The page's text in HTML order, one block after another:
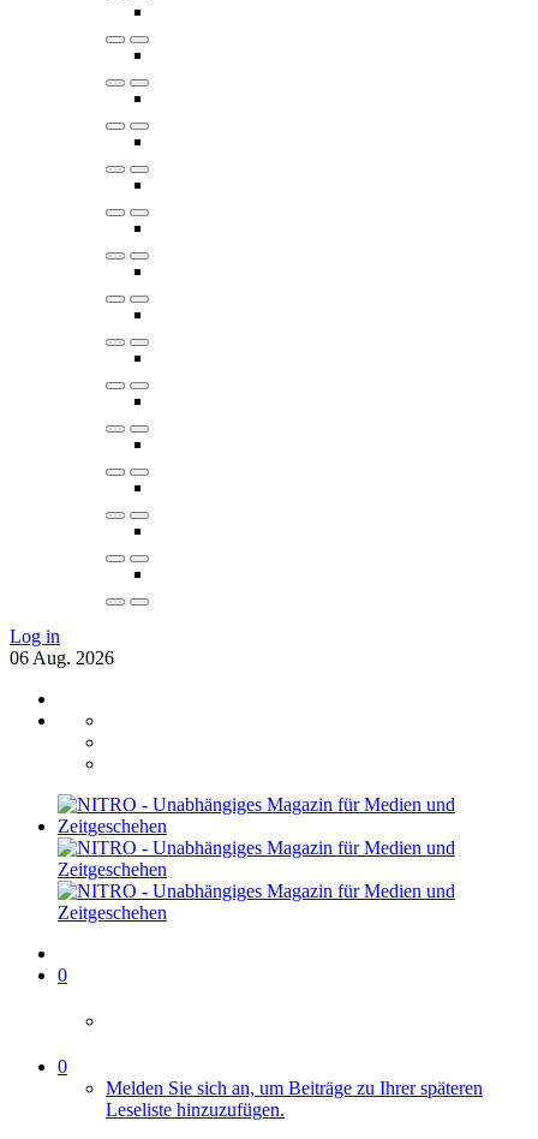
Log in
06 Aug. 2026
0
0
Melden Sie sich an, um Beiträge zu Ihrer späteren
Leseliste hinzuzufügen.